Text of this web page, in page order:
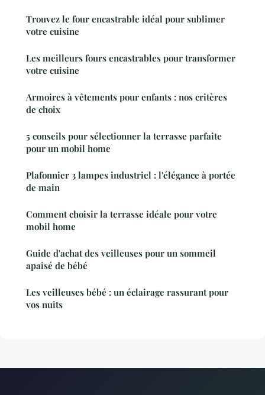
Trouvez le four encastrable idéal pour sublimer
votre cuisine
Les meilleurs fours encastrables pour transformer
votre cuisine
Armoires à vêtements pour enfants : nos critères
de choix
5 conseils pour sélectionner la terrasse parfaite
pour un mobil home
Plafonnier 3 lampes industriel : l'élégance à portée
de main
Comment choisir la terrasse idéale pour votre
mobil home
Guide d'achat des veilleuses pour un sommeil
apaisé de bébé
Les veilleuses bébé : un éclairage rassurant pour
vos nuits